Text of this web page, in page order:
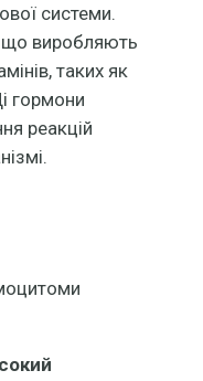
системи.
що виробляють
таких як
гормони
реакцій